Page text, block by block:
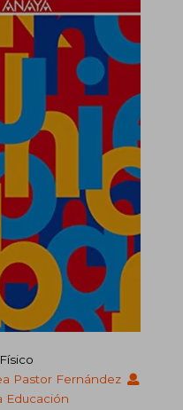
Pastor Fernández
Educación